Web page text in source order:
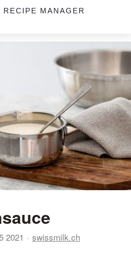
MANAGER
2021 swissmilk.ch